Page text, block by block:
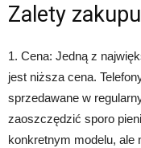
Zalety
1. Cena: Jedną z
jest niższa cena.
sprzedawane w
zaoszczędzić sporo
konkretnym modelu, ale